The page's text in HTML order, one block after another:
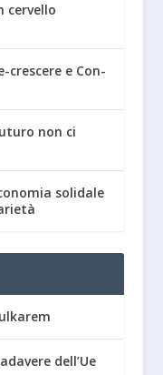
cervello
crescere e Con-
non ci
solidale
dell’Ue